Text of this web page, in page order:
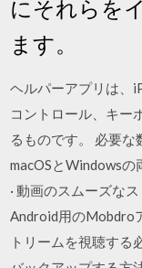
にそれらを
ます。
ヘルパーアプリは、
コントロール、キー
るものです。 必要な
macOSとWindowsの
· 動画のスムーズな
Android用のMobdro
トリームを視聴する